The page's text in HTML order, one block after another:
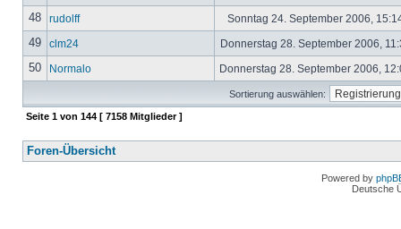
48 rudolff Sonntag 24. September 2006,
49 clm24 Donnerstag 28. September 2006,
50 Normalo Donnerstag 28. September 2006,
Sortierung auswählen:
Seite 1 von 144 [ 7158 Mitglieder ]
Foren-Übersicht
Powered by
Deutsche